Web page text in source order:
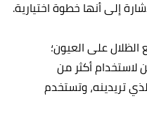
إلى أنها خطوة اختيارية.
الظلال على العيون؛
لاستخدام أكثر من
تريدينه، وتستخدم